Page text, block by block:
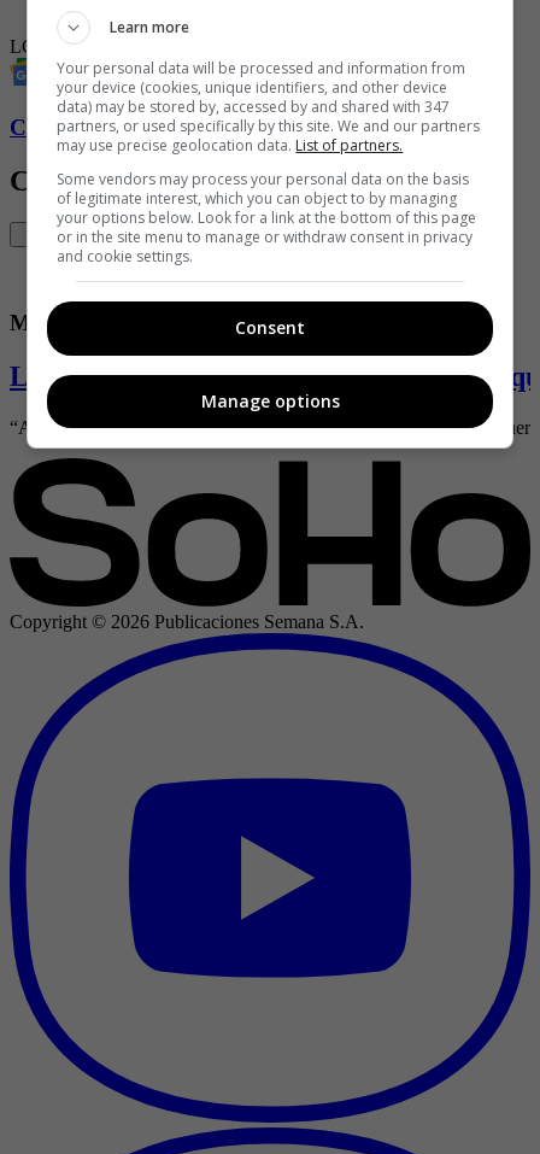
LGBTIMundial Qatar 2022
Conozca más de Soho aquí
Contenido Relacionado
Mundial Qatar
Las coincidencias entre 1986 y 2022
“Anulo mufa” es la frase de los argentinos para espantar la mala
Copyright © 2026 Publicaciones Semana S.A.
Learn more
Your personal data will be processed and information from
your device (cookies, unique identifiers, and other device
data) may be stored by, accessed by and shared with 347
partners, or used specifically by this site. We and our partners
may use precise geolocation data. List of partners.
Some vendors may process your personal data on the basis
of legitimate interest, which you can object to by managing
your options below. Look for a link at the bottom of this page
or in the site menu to manage or withdraw consent in privacy
and cookie settings.
Consent
Manage options